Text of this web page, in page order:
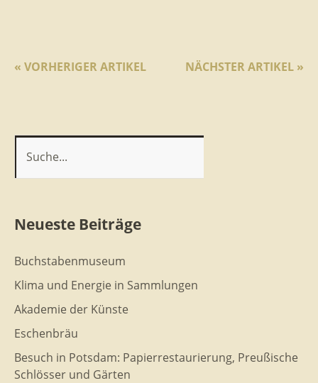
NÄCHSTER ARTIKEL »
« VORHERIGER ARTIKEL
Neueste Beiträge
Buchstabenmuseum
Klima und Energie in Sammlungen
Akademie der Künste
Eschenbräu
Besuch in Potsdam: Papierrestaurierung, Preußische
Schlösser und Gärten